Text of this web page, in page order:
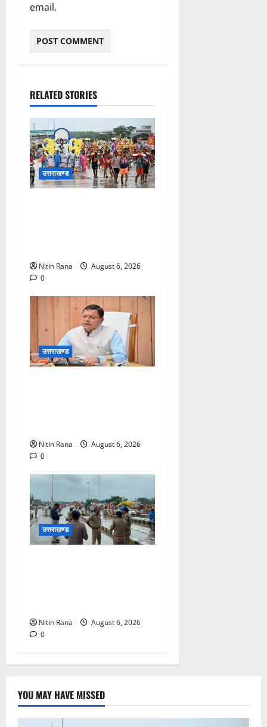
email.
RELATED STORIES
उत्तराखण्ड
Nitin Rana
August 6, 2026
0
उत्तराखण्ड
Nitin Rana
August 6, 2026
0
उत्तराखण्ड
Nitin Rana
August 6, 2026
0
YOU MAY HAVE MISSED